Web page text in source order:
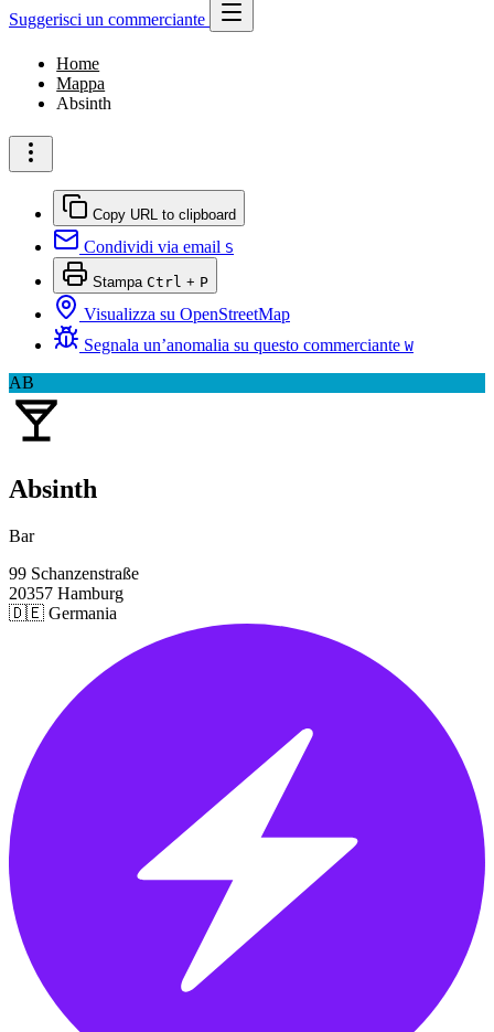
Suggerisci un commerciante
Home
Mappa
Absinth
Copy URL to clipboard
Condividi via email S
Stampa Ctrl + P
Visualizza su OpenStreetMap
Segnala un’anomalia su questo commerciante W
AB
Absinth
Bar
99 Schanzenstraße
20357 Hamburg
🇩🇪 Germania